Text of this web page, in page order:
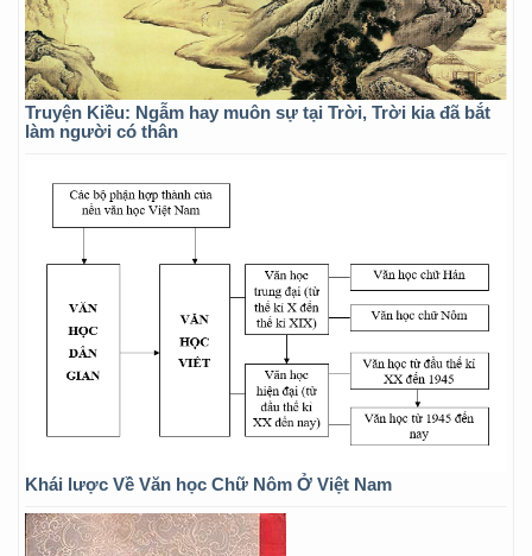
Truyện Kiều: Ngẫm hay muôn sự tại Trời, Trời kia đã bắt
làm người có thân
Khái lược Về Văn học Chữ Nôm Ở Việt Nam